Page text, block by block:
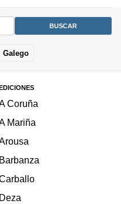
Galego
Coruña
Mariña
Barbanza
Deza